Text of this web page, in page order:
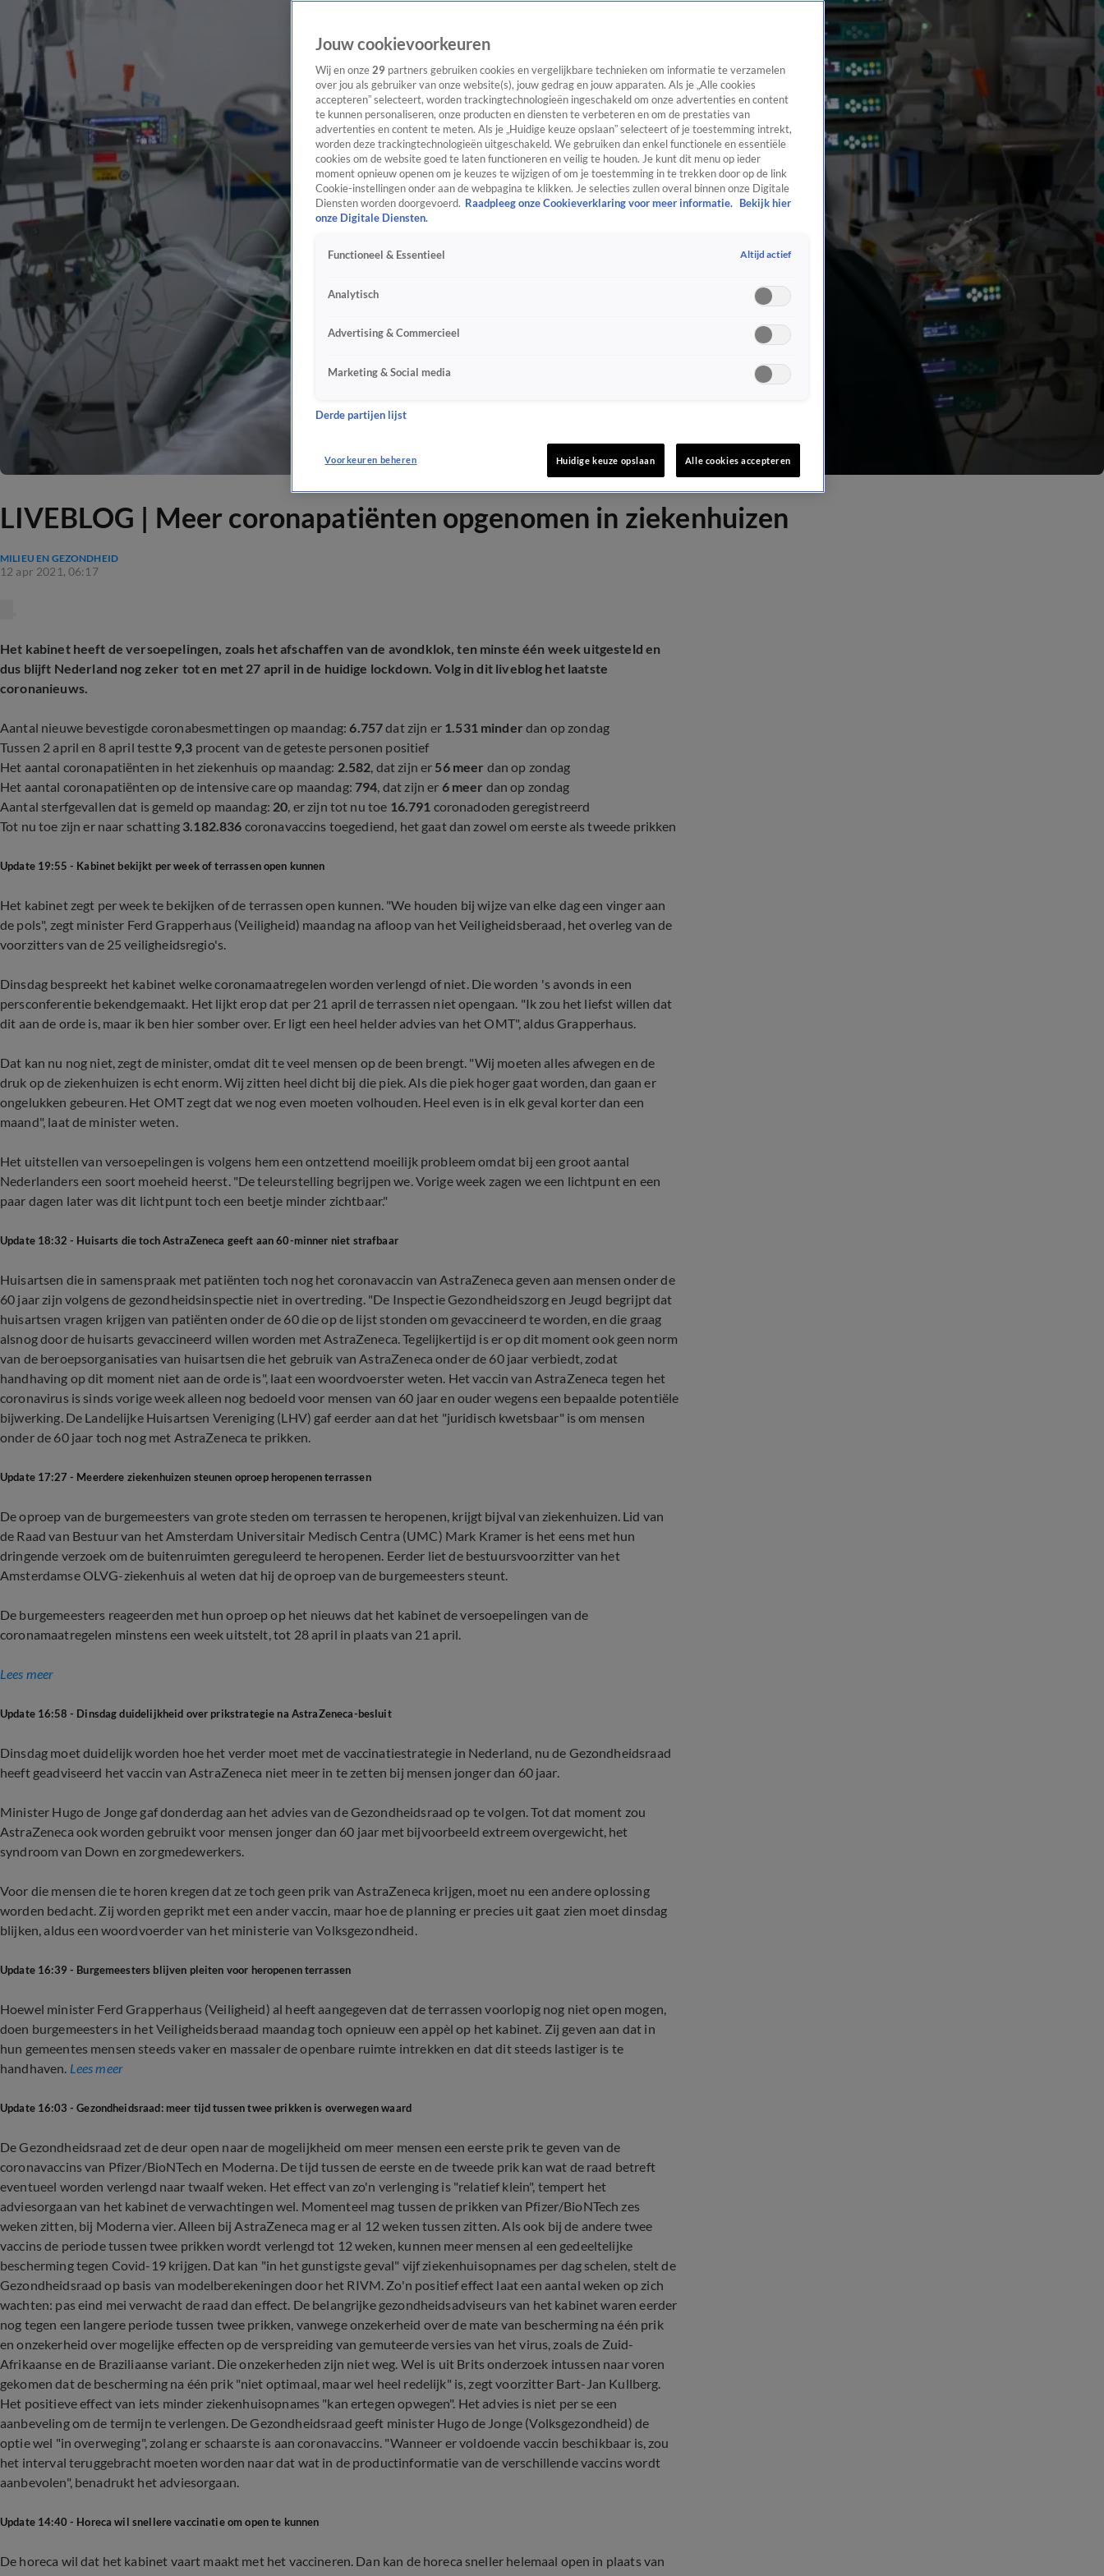
LIVEBLOG | Meer coronapatiënten opgenomen in ziekenhuizen
MILIEU EN GEZONDHEID
12 apr 2021, 06:17
Het kabinet heeft de versoepelingen, zoals het afschaffen van de avondklok, ten minste één week uitgesteld en
dus blijft Nederland nog zeker tot en met 27 april in de huidige lockdown. Volg in dit liveblog het laatste
coronanieuws.
Aantal nieuwe bevestigde coronabesmettingen op maandag:6.757dat zijn er1.531 minderdan op zondag
Tussen 2 april en 8 april testte9,3 procent van de geteste personen positief
Het aantal coronapatiënten in het ziekenhuis op maandag: 2.582, dat zijn er 56 meer dan op zondag
Het aantal coronapatiënten op de intensive care op maandag:794, dat zijn er 6 meer dan op zondag
Aantal sterfgevallen dat is gemeld op maandag: 20, er zijn tot nu toe 16.791 coronadoden geregistreerd
Tot nu toe zijn er naar schatting 3.182.836 coronavaccins toegediend, het gaat dan zowel om eerste als tweede prikken
Update 19:55 - Kabinet bekijkt per week of terrassen open kunnen
Het kabinet zegt per week te bekijken of de terrassen open kunnen. "We houden bij wijze van elke dag een vinger aan
de pols", zegt minister Ferd Grapperhaus (Veiligheid) maandag na afloop van het Veiligheidsberaad, het overleg van de
voorzitters van de 25 veiligheidsregio's.
Dinsdag bespreekt het kabinet welke coronamaatregelen worden verlengd of niet. Die worden 's avonds in een
persconferentie bekendgemaakt. Het lijkt erop dat per 21 april de terrassen niet opengaan. "Ik zou het liefst willen dat
dit aan de orde is, maar ik ben hier somber over. Er ligt een heel helder advies van het OMT", aldus Grapperhaus.
Dat kan nu nog niet, zegt de minister, omdat dit te veel mensen op de been brengt. "Wij moeten alles afwegen en de
druk op de ziekenhuizen is echt enorm. Wij zitten heel dicht bij die piek. Als die piek hoger gaat worden, dan gaan er
ongelukken gebeuren. Het OMT zegt dat we nog even moeten volhouden. Heel even is in elk geval korter dan een
maand", laat de minister weten.
Het uitstellen van versoepelingen is volgens hem een ontzettend moeilijk probleem omdat bij een groot aantal
Nederlanders een soort moeheid heerst. "De teleurstelling begrijpen we. Vorige week zagen we een lichtpunt en een
paar dagen later was dit lichtpunt toch een beetje minder zichtbaar."
Update 18:32 - Huisarts die toch AstraZeneca geeft aan 60-minner niet strafbaar
Huisartsen die in samenspraak met patiënten toch nog het coronavaccin van AstraZeneca geven aan mensen onder de
60 jaar zijn volgens de gezondheidsinspectie niet in overtreding. "De Inspectie Gezondheidszorg en Jeugd begrijpt dat
huisartsen vragen krijgen van patiënten onder de 60 die op de lijst stonden om gevaccineerd te worden, en die graag
alsnog door de huisarts gevaccineerd willen worden met AstraZeneca. Tegelijkertijd is er op dit moment ook geen norm
van de beroepsorganisaties van huisartsen die het gebruik van AstraZeneca onder de 60 jaar verbiedt, zodat
handhaving op dit moment niet aan de orde is", laat een woordvoerster weten. Het vaccin van AstraZeneca tegen het
coronavirus is sinds vorige week alleen nog bedoeld voor mensen van 60 jaar en ouder wegens een bepaalde potentiële
bijwerking. De Landelijke Huisartsen Vereniging (LHV) gaf eerder aan dat het "juridisch kwetsbaar" is om mensen
onder de 60 jaar toch nog met AstraZeneca te prikken.
Update 17:27 - Meerdere ziekenhuizen steunen oproep heropenen terrassen
De oproep van de burgemeesters van grote steden om terrassen te heropenen, krijgt bijval van ziekenhuizen. Lid van
de Raad van Bestuur van het Amsterdam Universitair Medisch Centra (UMC) Mark Kramer is het eens met hun
dringende verzoek om de buitenruimten gereguleerd te heropenen. Eerder liet de bestuursvoorzitter van het
Amsterdamse OLVG-ziekenhuis al weten dat hij de oproep van de burgemeesters steunt.
De burgemeesters reageerden met hun oproep op het nieuws dat het kabinet de versoepelingen van de
coronamaatregelen minstens een week uitstelt, tot 28 april in plaats van 21 april.
Lees meer
Update 16:58 - Dinsdag duidelijkheid over prikstrategie na AstraZeneca-besluit
Dinsdag moet duidelijk worden hoe het verder moet met de vaccinatiestrategie in Nederland, nu de Gezondheidsraad
heeft geadviseerd het vaccin van AstraZeneca niet meer in te zetten bij mensen jonger dan 60 jaar.
Minister Hugo de Jonge gaf donderdag aan het advies van de Gezondheidsraad op te volgen. Tot dat moment zou
AstraZeneca ook worden gebruikt voor mensen jonger dan 60 jaar met bijvoorbeeld extreem overgewicht, het
syndroom van Down en zorgmedewerkers.
Voor die mensen die te horen kregen dat ze toch geen prik van AstraZeneca krijgen, moet nu een andere oplossing
worden bedacht. Zij worden geprikt met een ander vaccin, maar hoe de planning er precies uit gaat zien moet dinsdag
blijken, aldus een woordvoerder van het ministerie van Volksgezondheid.
Update 16:39 - Burgemeesters blijven pleiten voor heropenen terrassen
Hoewel minister Ferd Grapperhaus (Veiligheid) al heeft aangegeven dat de terrassen voorlopig nog niet open mogen,
doen burgemeesters in het Veiligheidsberaad maandag toch opnieuw een appèl op het kabinet. Zij geven aan dat in
hun gemeentes mensen steeds vaker en massaler de openbare ruimte intrekken en dat dit steeds lastiger is te
handhaven. Lees meer
Update 16:03 - Gezondheidsraad: meer tijd tussen twee prikken is overwegen waard
De Gezondheidsraad zet de deur open naar de mogelijkheid om meer mensen een eerste prik te geven van de
coronavaccins van Pfizer/BioNTech en Moderna. De tijd tussen de eerste en de tweede prik kan wat de raad betreft
eventueel worden verlengd naar twaalf weken. Het effect van zo'n verlenging is "relatief klein", tempert het
adviesorgaan van het kabinet de verwachtingen wel. Momenteel mag tussen de prikken van Pfizer/BioNTech zes
weken zitten, bij Moderna vier. Alleen bij AstraZeneca mag er al 12 weken tussen zitten. Als ook bij de andere twee
vaccins de periode tussen twee prikken wordt verlengd tot 12 weken, kunnen meer mensen al een gedeeltelijke
bescherming tegen Covid-19 krijgen. Dat kan "in het gunstigste geval" vijf ziekenhuisopnames per dag schelen, stelt de
Gezondheidsraad op basis van modelberekeningen door het RIVM. Zo'n positief effect laat een aantal weken op zich
wachten: pas eind mei verwacht de raad dan effect. De belangrijke gezondheidsadviseurs van het kabinet waren eerder
nog tegen een langere periode tussen twee prikken, vanwege onzekerheid over de mate van bescherming na één prik
en onzekerheid over mogelijke effecten op de verspreiding van gemuteerde versies van het virus, zoals de Zuid-
Afrikaanse en de Braziliaanse variant. Die onzekerheden zijn niet weg. Wel is uit Brits onderzoek intussen naar voren
gekomen dat de bescherming na één prik "niet optimaal, maar wel heel redelijk" is, zegt voorzitter Bart-Jan Kullberg.
Het positieve effect van iets minder ziekenhuisopnames "kan ertegen opwegen". Het advies is niet per se een
aanbeveling om de termijn te verlengen. De Gezondheidsraad geeft minister Hugo de Jonge (Volksgezondheid) de
optie wel "in overweging", zolang er schaarste is aan coronavaccins. "Wanneer er voldoende vaccin beschikbaar is, zou
het interval teruggebracht moeten worden naar dat wat in de productinformatie van de verschillende vaccins wordt
aanbevolen", benadrukt het adviesorgaan.
Update 14:40 - Horeca wil snellere vaccinatie om open te kunnen
De horeca wil dat het kabinet vaart maakt met het vaccineren. Dan kan de horeca sneller helemaal open in plaats van
Jouw cookievoorkeuren
Wij en onze 29 partners gebruiken cookies en vergelijkbare technieken om informatie te verzamelen
over jou als gebruiker van onze website(s), jouw gedrag en jouw apparaten. Als je „Alle cookies
accepteren” selecteert, worden trackingtechnologieën ingeschakeld om onze advertenties en content
te kunnen personaliseren, onze producten en diensten te verbeteren en om de prestaties van
advertenties en content te meten. Als je „Huidige keuze opslaan” selecteert of je toestemming intrekt,
worden deze trackingtechnologieën uitgeschakeld. We gebruiken dan enkel functionele en essentiële
cookies om de website goed te laten functioneren en veilig te houden. Je kunt dit menu op ieder
moment opnieuw openen om je keuzes te wijzigen of om je toestemming in te trekken door op de link
Cookie-instellingen onder aan de webpagina te klikken. Je selecties zullen overal binnen onze Digitale
Diensten worden doorgevoerd. Raadpleeg onze Cookieverklaring voor meer informatie.
Bekijk hier
onze Digitale Diensten.
Functioneel & Essentieel Altijd actief
Analytisch
Advertising & Commercieel
Marketing & Social media
Derde partijen lijst
Voorkeuren beheren Huidige keuze opslaan Alle cookies accepteren